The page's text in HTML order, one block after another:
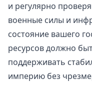
и регулярно
военные силы и
состояние вашего
ресурсов должно
поддерживать
империю без